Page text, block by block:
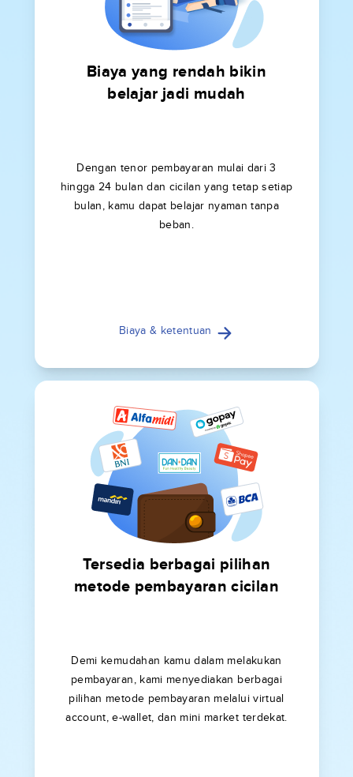
Biaya yang rendah bikin
belajar jadi mudah
Dengan tenor pembayaran mulai dari 3
hingga 24 bulan dan cicilan yang tetap setiap
bulan, kamu dapat belajar nyaman tanpa
beban.
Biaya & ketentuan
Tersedia berbagai pilihan
metode pembayaran cicilan
Demi kemudahan kamu dalam melakukan
pembayaran, kami menyediakan berbagai
pilihan metode pembayaran melalui virtual
account, e-wallet, dan mini market terdekat.